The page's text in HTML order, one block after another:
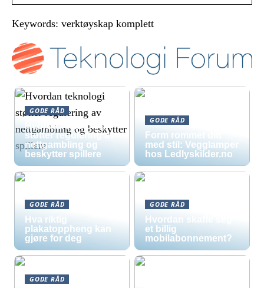
Keywords: verktøyskap komplett
GODE RÅD
Hvordan teknologi
støtter regulering av
nettgambling og
beskytter spillere
GODE RÅD
Form rommet ditt
med stil: Vegglamper
hos Ledlyskilder.no
GODE RÅD
Hva riktig
plakatoppheng kan
gjøre for deg
GODE RÅD
Hvordan skaffe seg
et billig
mobilabonnement?
GODE RÅD